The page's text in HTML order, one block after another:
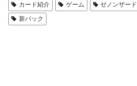
カード紹介
ゲーム ゼノンザード
新パック